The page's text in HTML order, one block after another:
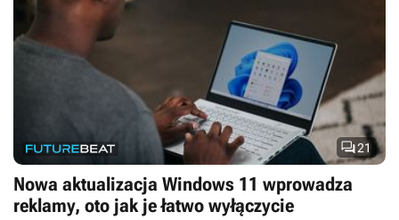
21
Nowa aktualizacja Windows 11 wprowadza
reklamy, oto jak je łatwo wyłączycie